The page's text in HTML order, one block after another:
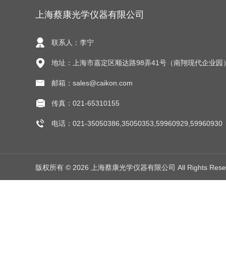
上海蔡康光学仪器有限公司
联系人：李宁
地址：上海市嘉定区顺达路98弄41号（南翔现代企业园
邮箱：sales@caikon.com
传真：021-65310155
电话：021-35050386,35050353,59960929,59960930
版权所有 © 2026 上海蔡康光学仪器有限公司 All Rights